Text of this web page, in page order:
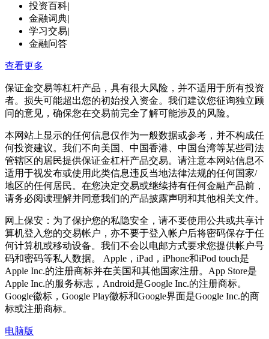
投资百科|
金融词典|
学习交易|
金融问答
查看更多
保证金交易等杠杆产品，具有很大风险，并不适用于所有投资
者。损失可能超出您的初始投入资金。我们建议您征询独立顾
问的意见，确保您在交易前完全了解可能涉及的风险。
本网站上显示的任何信息仅作为一般数据或参考，并不构成任
何投资建议。我们不向美国、中国香港、中国台湾等某些司法
管辖区的居民提供保证金杠杆产品交易。请注意本网站信息不
适用于视发布或使用此类信息违反当地法律法规的任何国家/
地区的任何居民。在您决定交易或继续持有任何金融产品前，
请务必阅读理解并同意我们的产品披露声明和其他相关文件。
网上保安：为了保护您的私隐安全，请不要使用公共或共享计
算机登入您的交易帐户，亦不要于登入帐户后将密码保存于任
何计算机或移动设备。我们不会以电邮方式要求您提供帐户号
码和密码等私人数据。 Apple，iPad，iPhone和iPod touch是
Apple Inc.的注册商标并在美国和其他国家注册。App Store是
Apple Inc.的服务标志，Android是Google Inc.的注册商标。
Google徽标，Google Play徽标和Google界面是Google Inc.的商
标或注册商标。
电脑版